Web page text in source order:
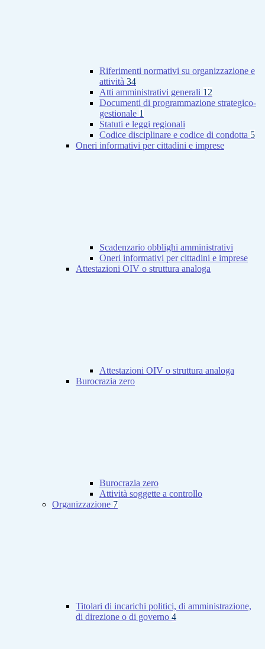
Riferimenti normativi su organizzazione e
attività 34
Atti amministrativi generali 12
Documenti di programmazione strategico-
gestionale 1
Statuti e leggi regionali
Codice disciplinare e codice di condotta 5
Oneri informativi per cittadini e imprese
Scadenzario obblighi amministrativi
Oneri informativi per cittadini e imprese
Attestazioni OIV o struttura analoga
Attestazioni OIV o struttura analoga
Burocrazia zero
Burocrazia zero
Attività soggette a controllo
Organizzazione 7
Titolari di incarichi politici, di amministrazione,
di direzione o di governo 4